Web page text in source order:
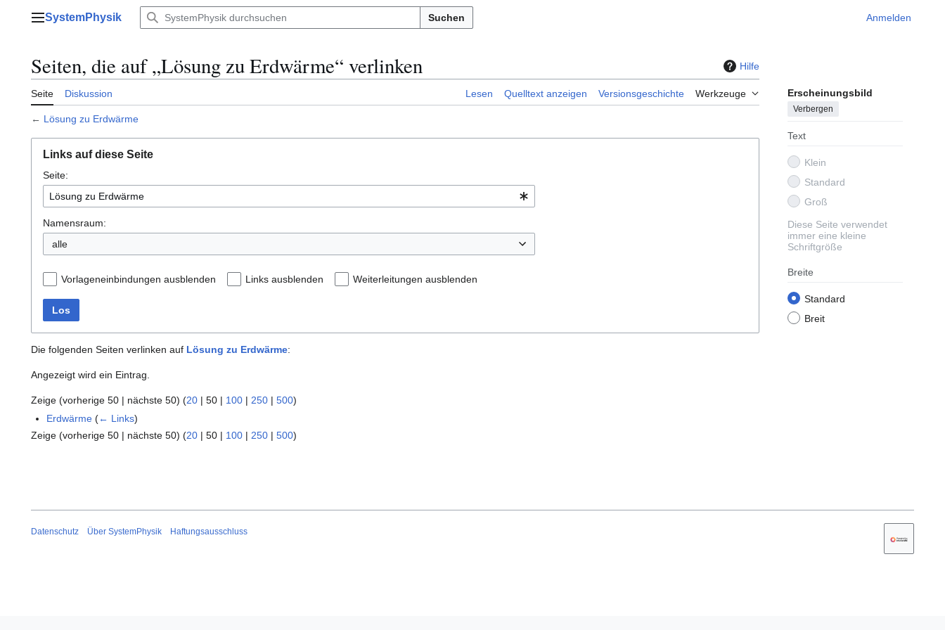
Hauptmenü
SystemPhysik Suchen Anmelden
Seiten, die auf „Lösung zu Erdwärme“ verlinken Hilfe
Seite Diskussion Lesen Quelltext anzeigen Versionsgeschichte Werkzeuge Erscheinungsbild
Verbergen
Text
Klein
Standard
Groß
Diese Seite verwendet
immer eine kleine
Schriftgröße
Breite
Standard
Breit
← Lösung zu Erdwärme
Links auf diese Seite
Seite:
Namensraum:
alle
Vorlageneinbindungen ausblenden Links ausblenden Weiterleitungen ausblenden
Los
Die folgenden Seiten verlinken auf Lösung zu Erdwärme:
Angezeigt wird ein Eintrag.
Zeige (vorherige 50 | nächste 50) (20 | 50 | 100 | 250 | 500)
Erdwärme (← Links)
Zeige (vorherige 50 | nächste 50) (20 | 50 | 100 | 250 | 500)
Datenschutz Über SystemPhysik Haftungsausschluss